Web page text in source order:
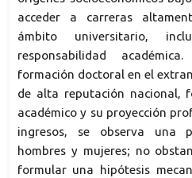
acceder a carreras
ámbito universitario,
responsabilidad
formación doctoral en el
de alta reputación nacional,
académico y su proyección
ingresos, se observa una
hombres y mujeres; no
formular una hipótesis